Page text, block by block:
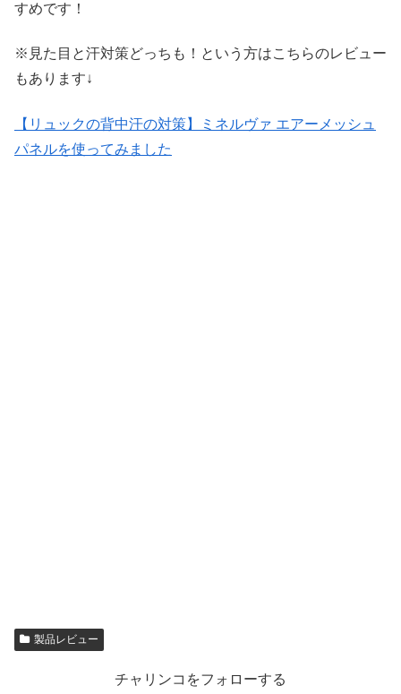
すめです！
※見た目と汗対策どっちも！という方はこちらのレビュー
もあります↓
【リュックの背中汗の対策】ミネルヴァ エアーメッシュ
パネルを使ってみました
製品レビュー
チャリンコをフォローする